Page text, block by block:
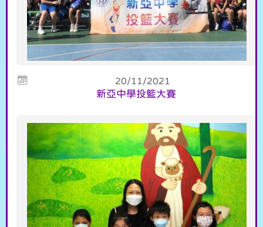
20/11/2021
新亞中學投籃大賽